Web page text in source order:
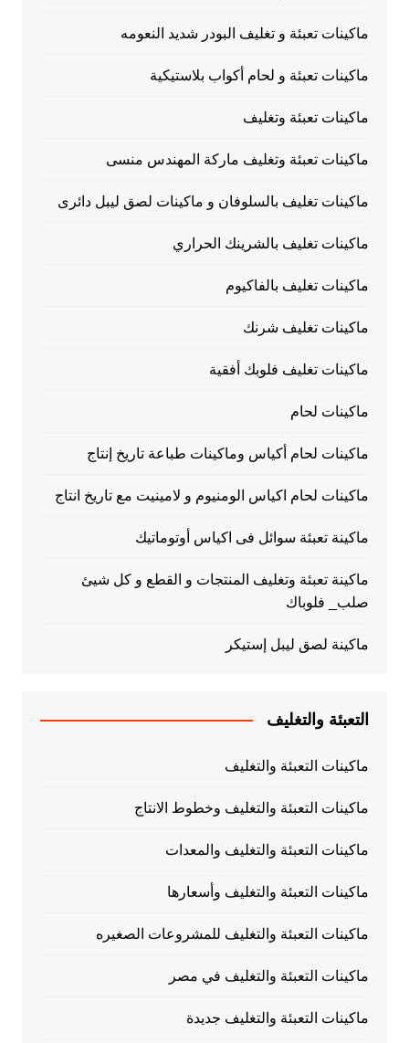
ماكينات تعبئة و تغليف البودر شديد النعومه
ماكينات تعبئة و لحام أكواب بلاستيكية
ماكينات تعبئة وتغليف
ماكينات تعبئة وتغليف ماركة المهندس منسى
ماكينات تغليف بالسلوفان و ماكينات لصق ليبل دائرى
ماكينات تغليف بالشرينك الحراري
ماكينات تغليف بالفاكيوم
ماكينات تغليف شرنك
ماكينات تغليف فلوبك أفقية
ماكينات لحام
ماكينات لحام أكياس وماكينات طباعة تاريخ إنتاج
ماكينات لحام اكياس الومنيوم و لامينيت مع تاريخ انتاج
ماكينة تعبئة سوائل فى اكياس أوتوماتيك
ماكينة تعبئة وتغليف المنتجات و القطع و كل شيئ
صلب_ فلوباك
ماكينة لصق ليبل إستيكر
التعبئة والتغليف
ماكينات التعبئة والتغليف
ماكينات التعبئة والتغليف وخطوط الانتاج
ماكينات التعبئة والتغليف والمعدات
ماكينات التعبئة والتغليف وأسعارها
ماكينات التعبئة والتغليف للمشروعات الصغيره
ماكينات التعبئة والتغليف في مصر
ماكينات التعبئة والتغليف جديدة